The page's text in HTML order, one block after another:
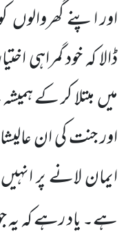
اور اپنے
ڈالا کہ خود گمراہی
میں مبتلا کر کے
اور جنت کی ان
ایمان لانے پر
ہے۔ یاد رہے کہ یہ جو